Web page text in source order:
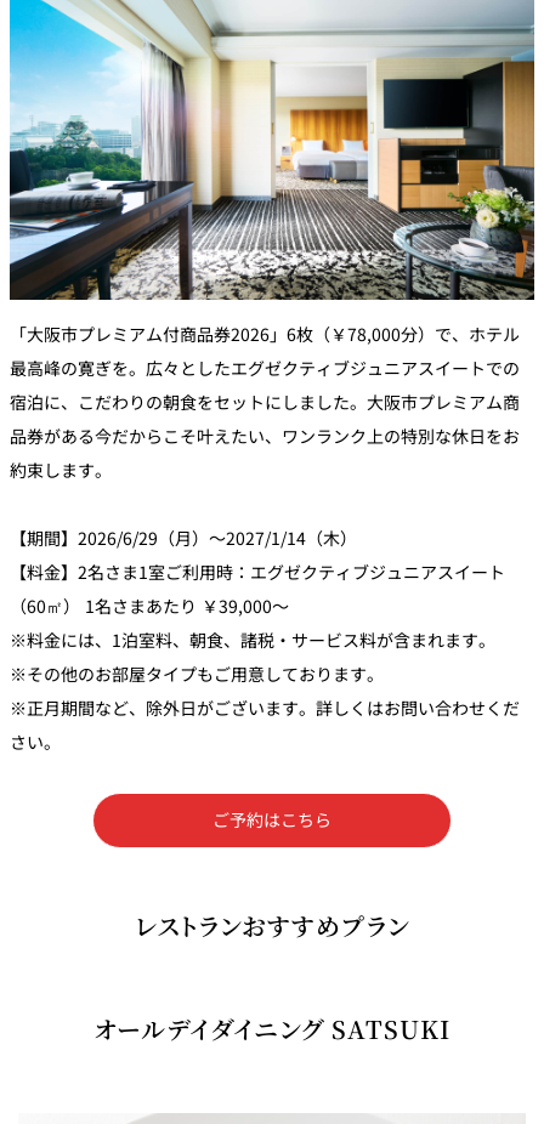
「大阪市プレミアム付商品券2026」6枚（￥78,000分）で、ホテル
最高峰の寛ぎを。広々としたエグゼクティブジュニアスイートでの
宿泊に、こだわりの朝食をセットにしました。大阪市プレミアム商
品券がある今だからこそ叶えたい、ワンランク上の特別な休日をお
約束します。
【期間】2026/6/29（月）～2027/1/14（木）
【料金】2名さま1室ご利用時：エグゼクティブジュニアスイート
（60㎡） 1名さまあたり ￥39,000～
※料金には、1泊室料、朝食、諸税・サービス料が含まれます。
※その他のお部屋タイプもご用意しております。
※正月期間など、除外日がございます。詳しくはお問い合わせくだ
さい。
ご予約はこちら
レストランおすすめプラン
オールデイダイニング SATSUKI